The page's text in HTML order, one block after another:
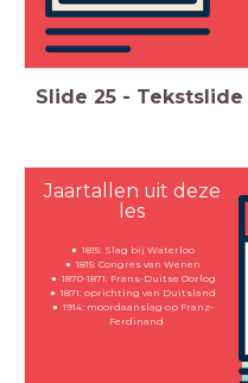
Slide 25 - Tekstslide
Jaartallen uit deze
les
1815: Slag bij Waterloo
1815: Congres van Wenen
1870-1871: Frans-Duitse Oorlog
1871: oprichting van Duitsland
1914: moordaanslag op Franz-
Ferdinand